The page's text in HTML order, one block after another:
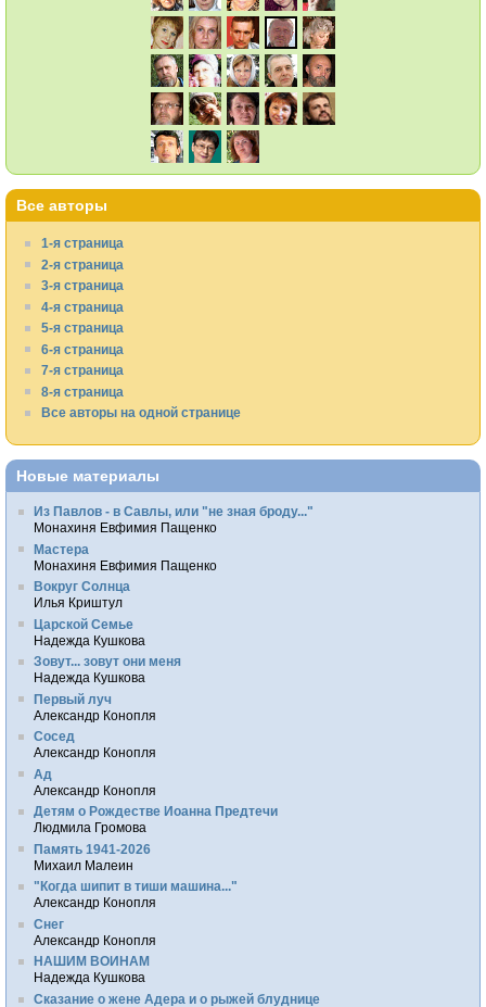
Все авторы
1-я страница
2-я страница
3-я страница
4-я страница
5-я страница
6-я страница
7-я страница
8-я страница
Все авторы на одной странице
Новые материалы
Из Павлов - в Савлы, или "не зная броду..."
Монахиня Евфимия Пащенко
Мастера
Монахиня Евфимия Пащенко
Вокруг Солнца
Илья Криштул
Царской Семье
Надежда Кушкова
Зовут... зовут они меня
Надежда Кушкова
Первый луч
Александр Конопля
Сосед
Александр Конопля
Ад
Александр Конопля
Детям о Рождестве Иоанна Предтечи
Людмила Громова
Память 1941-2026
Михаил Малеин
"Когда шипит в тиши машина..."
Александр Конопля
Снег
Александр Конопля
НАШИМ ВОИНАМ
Надежда Кушкова
Сказание о жене Адера и о рыжей блуднице